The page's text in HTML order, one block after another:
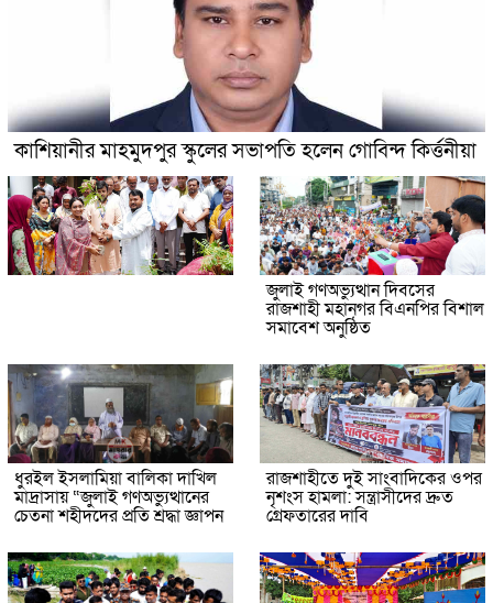
কাশিয়ানীর মাহমুদপুর স্কুলের সভাপতি হলেন গোবিন্দ কির্ত্তনীয়া
জুলাই গণঅভ্যুত্থান দিবসের
রাজশাহী মহানগর বিএনপির বিশাল
সমাবেশ অনুষ্ঠিত
ধুরইল ইসলামিয়া বালিকা দাখিল
মাদ্রাসায় “জুলাই গণঅভ্যুত্থানের
চেতনা শহীদদের প্রতি শ্রদ্ধা জ্ঞাপন
রাজশাহীতে দুই সাংবাদিকের ওপর
নৃশংস হামলা: সন্ত্রাসীদের দ্রুত
গ্রেফতারের দাবি